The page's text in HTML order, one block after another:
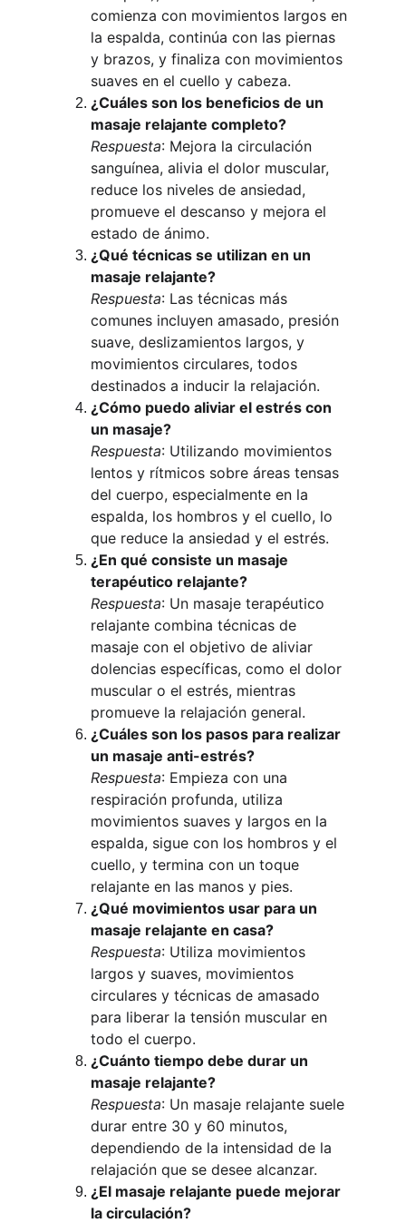
comienza con movimientos largos en
la espalda, continúa con las piernas
y brazos, y finaliza con movimientos
suaves en el cuello y cabeza.
¿Cuáles son los beneficios de un
masaje relajante completo?
Respuesta: Mejora la circulación
sanguínea, alivia el dolor muscular,
reduce los niveles de ansiedad,
promueve el descanso y mejora el
estado de ánimo.
¿Qué técnicas se utilizan en un
masaje relajante?
Respuesta: Las técnicas más
comunes incluyen amasado, presión
suave, deslizamientos largos, y
movimientos circulares, todos
destinados a inducir la relajación.
¿Cómo puedo aliviar el estrés con
un masaje?
Respuesta: Utilizando movimientos
lentos y rítmicos sobre áreas tensas
del cuerpo, especialmente en la
espalda, los hombros y el cuello, lo
que reduce la ansiedad y el estrés.
¿En qué consiste un masaje
terapéutico relajante?
Respuesta: Un masaje terapéutico
relajante combina técnicas de
masaje con el objetivo de aliviar
dolencias específicas, como el dolor
muscular o el estrés, mientras
promueve la relajación general.
¿Cuáles son los pasos para realizar
un masaje anti-estrés?
Respuesta: Empieza con una
respiración profunda, utiliza
movimientos suaves y largos en la
espalda, sigue con los hombros y el
cuello, y termina con un toque
relajante en las manos y pies.
¿Qué movimientos usar para un
masaje relajante en casa?
Respuesta: Utiliza movimientos
largos y suaves, movimientos
circulares y técnicas de amasado
para liberar la tensión muscular en
todo el cuerpo.
¿Cuánto tiempo debe durar un
masaje relajante?
Respuesta: Un masaje relajante suele
durar entre 30 y 60 minutos,
dependiendo de la intensidad de la
relajación que se desee alcanzar.
¿El masaje relajante puede mejorar
la circulación?